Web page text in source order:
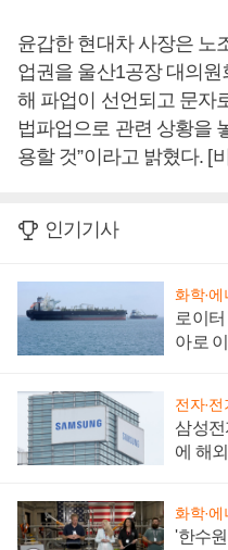
윤갑한 현대차 사장은 노
업권을 울산1공장 대의
해 파업이 선언되고 문자
법파업으로 관련 상황을
용할 것”이라고 밝혔다. [
인기기사
화학·에
로이
아로
전자·전
삼성
에 해
화학·에
'한수